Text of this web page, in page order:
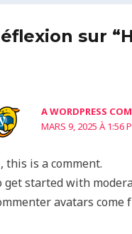
sur
A WORDPRESS
MARS 9, 2025 À 1:56
this is a comment.
get started with
avatars come